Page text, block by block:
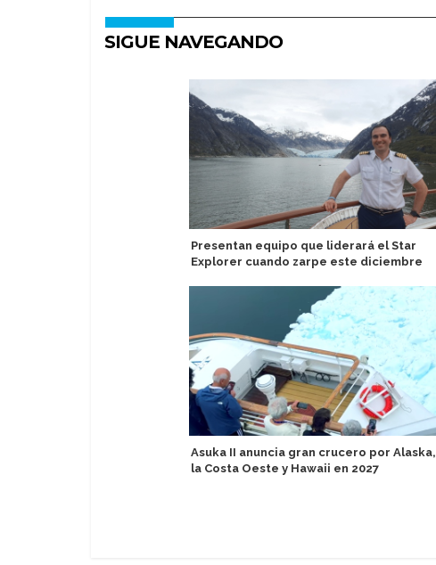
SIGUE NAVEGANDO
Presentan equipo que liderará el Star
Explorer cuando zarpe este diciembre
Asuka II anuncia gran crucero por Alaska,
la Costa Oeste y Hawaii en 2027